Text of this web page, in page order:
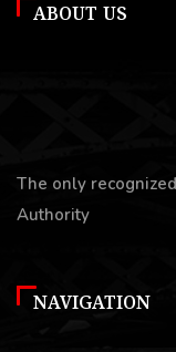
ABOUT US
The only
Authority
NAVIGATION